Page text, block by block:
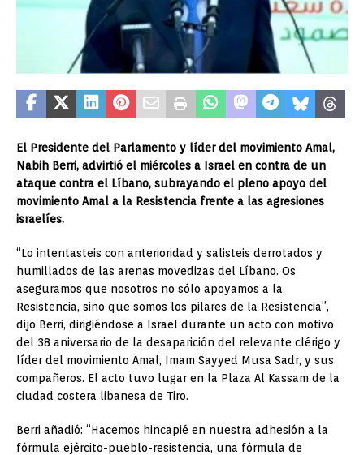
El Presidente del Parlamento y líder del movimiento Amal,
Nabih Berri, advirtió el miércoles a Israel en contra de un
ataque contra el Líbano, subrayando el pleno apoyo del
movimiento Amal a la Resistencia frente a las agresiones
israelíes.
“Lo intentasteis con anterioridad y salisteis derrotados y
humillados de las arenas movedizas del Líbano. Os
aseguramos que nosotros no sólo apoyamos a la
Resistencia, sino que somos los pilares de la Resistencia”,
dijo Berri, dirigiéndose a Israel durante un acto con motivo
del 38 aniversario de la desaparición del relevante clérigo y
líder del movimiento Amal, Imam Sayyed Musa Sadr, y sus
compañeros. El acto tuvo lugar en la Plaza Al Kassam de la
ciudad costera libanesa de Tiro.
Berri añadió: “Hacemos hincapié en nuestra adhesión a la
fórmula ejército-pueblo-resistencia, una fórmula de